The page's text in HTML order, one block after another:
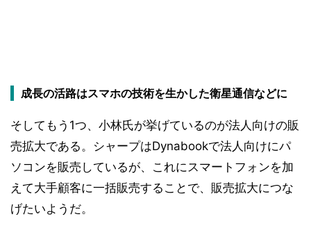
成長の活路はスマホの技術を生かした衛星通信などに
そしてもう1つ、小林氏が挙げているのが法人向けの販
売拡大である。シャープはDynabookで法人向けにパ
ソコンを販売しているが、これにスマートフォンを加
えて大手顧客に一括販売することで、販売拡大につな
げたいようだ。